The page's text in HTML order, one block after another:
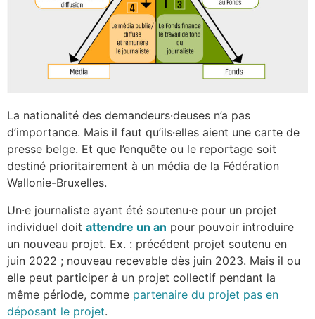
La nationalité des demandeurs·deuses n’a pas
d’importance. Mais il faut qu’ils·elles aient une carte de
presse belge. Et que l’enquête ou le reportage soit
destiné prioritairement à un média de la Fédération
Wallonie-Bruxelles.
Un·e journaliste ayant été soutenu·e pour un projet
individuel doit attendre un an pour pouvoir introduire
un nouveau projet. Ex. : précédent projet soutenu en
juin 2022 ; nouveau recevable dès juin 2023. Mais il ou
elle peut participer à un projet collectif pendant la
même période, comme partenaire du projet pas en
déposant le projet.